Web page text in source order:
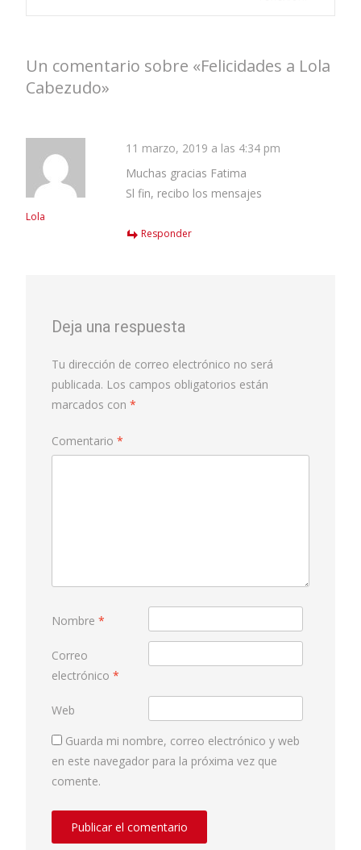
Un comentario sobre «Felicidades a Lola
Cabezudo»
Lola
11 marzo, 2019 a las 4:34 pm
Muchas gracias Fatima
Sl fin, recibo los mensajes
Responder
Deja una respuesta
Tu dirección de correo electrónico no será
publicada. Los campos obligatorios están
marcados con *
Comentario *
Nombre *
Correo
electrónico *
Web
Guarda mi nombre, correo electrónico y web
en este navegador para la próxima vez que
comente.